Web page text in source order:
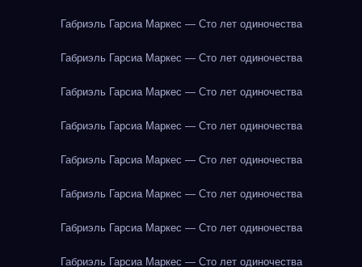
Габриэль Гарсиа Маркес — Сто лет одиночества
Габриэль Гарсиа Маркес — Сто лет одиночества
Габриэль Гарсиа Маркес — Сто лет одиночества
Габриэль Гарсиа Маркес — Сто лет одиночества
Габриэль Гарсиа Маркес — Сто лет одиночества
Габриэль Гарсиа Маркес — Сто лет одиночества
Габриэль Гарсиа Маркес — Сто лет одиночества
Габриэль Гарсиа Маркес — Сто лет одиночества